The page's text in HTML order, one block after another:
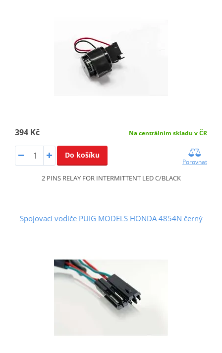
394 Kč Na centrálním skladu v ČR
Do košíku
Porovnat
2 PINS RELAY FOR INTERMITTENT LED C/BLACK
Spojovací vodiče PUIG MODELS HONDA 4854N černý